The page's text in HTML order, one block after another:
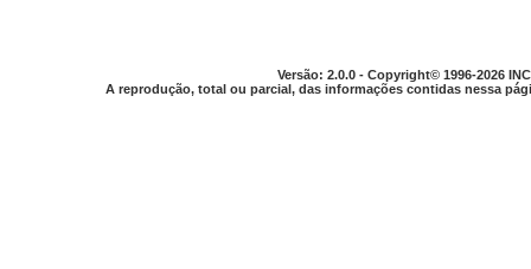
Versão: 2.0.0 - Copyright© 1996-2026
A reprodução, total ou parcial, das informações contidas nessa